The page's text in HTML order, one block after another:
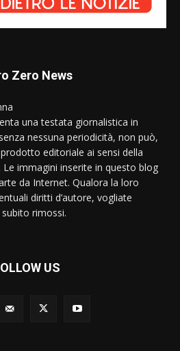
Zero News
una testata giornalistica in
nessuna periodicità, non può,
editoriale ai sensi della
Le immagini inserite in questo blog
da Internet. Qualora la loro
diritti d’autore, vogliate
rimossi.
US